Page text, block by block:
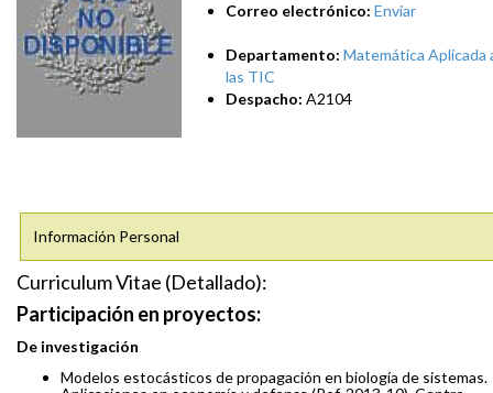
Correo electrónico: Enviar
Departamento: Matemática Aplicada
las TIC
Despacho: A2104
Información Personal
Curriculum Vitae (Detallado):
Participación en proyectos:
De investigación
Modelos estocásticos de propagación en biología de sistemas.